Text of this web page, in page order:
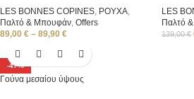
LES BONNES COPINES, ΡΟΥΧΑ,
Παλτό & Μπουφάν, Offers
89,00 € – 89,90 €
LES
Παλτό
139,00€
-47%
Γούνα μεσαίου ύψους